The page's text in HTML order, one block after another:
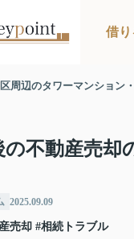
借り
周辺のタワーマンション
の不動産売却
2025.09.09
売却 #相続トラブル